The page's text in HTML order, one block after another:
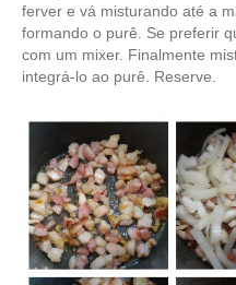
ferver e vá misturando até a
formando o purê. Se preferir
com um mixer. Finalmente
integrá-lo ao purê. Reserve.